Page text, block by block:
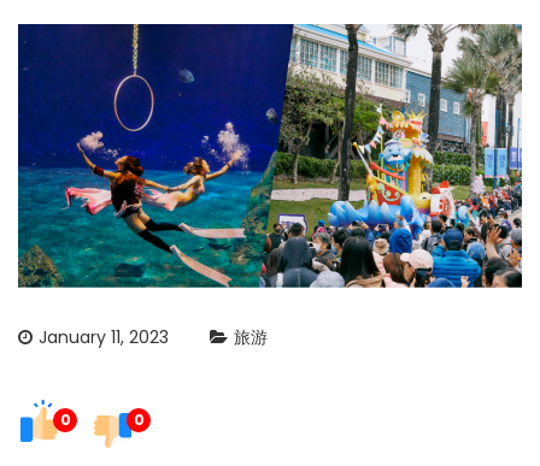
January 11, 2023 旅游
0 0